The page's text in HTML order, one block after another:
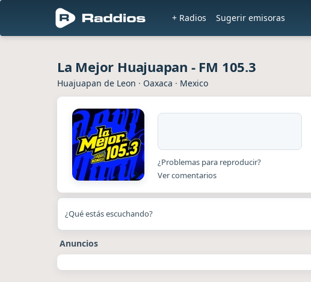
+ Radios Sugerir emisoras
La Mejor Huajuapan - FM 105.3
Huajuapan de Leon · Oaxaca · Mexico
¿Problemas para reproducir?
Ver comentarios
¿Qué estás escuchando?
Anuncios